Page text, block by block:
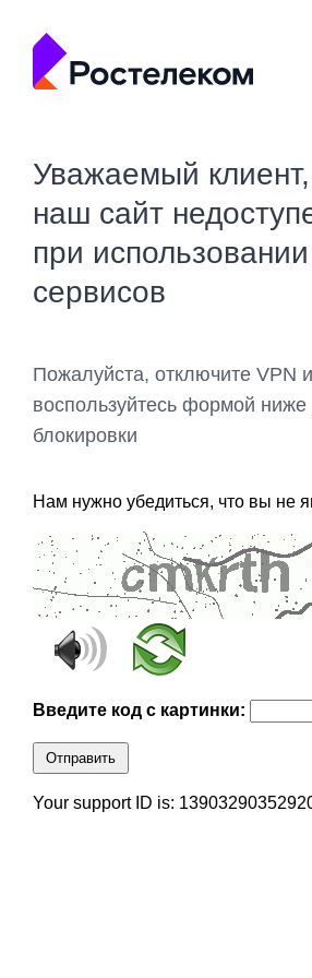
Уважаемый клиент,
наш сайт
при
сервисов
Пожалуйста, отключите VPN
воспользуйтесь формой
блокировки
Нам нужно убедиться, что вы не
Введите код с картинки:
Отправить
Your support ID is: